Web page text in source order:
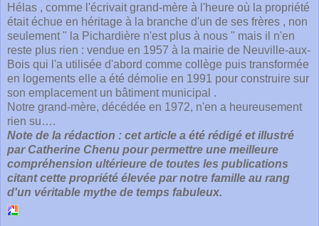
Hélas , comme l'écrivait grand-mère à l'heure où la propriété
était échue en héritage à la branche d'un de ses frères , non
seulement " la Pichardière n'est plus à nous " mais il n'en
reste plus rien : vendue en 1957 à la mairie de Neuville-aux-
Bois qui l'a utilisée d'abord comme collège puis transformée
en logements elle a été démolie en 1991 pour construire sur
son emplacement un bâtiment municipal .
Notre grand-mère, décédée en 1972, n'en a heureusement
rien su….
Note de la rédaction : cet article a été rédigé et illustré
par Catherine Chenu pour permettre une meilleure
compréhension ultérieure de toutes les publications
citant cette propriété élevée par notre famille au rang
d'un véritable mythe de temps fabuleux.